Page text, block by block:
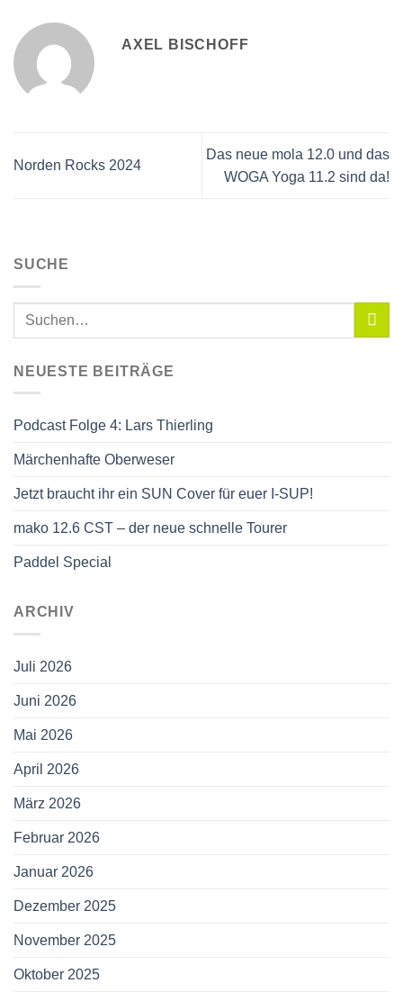
AXEL BISCHOFF
Norden Rocks 2024
Das neue mola 12.0 und das
WOGA Yoga 11.2 sind da!
SUCHE
NEUESTE BEITRÄGE
Podcast Folge 4: Lars Thierling
Märchenhafte Oberweser
Jetzt braucht ihr ein SUN Cover für euer I-SUP!
mako 12.6 CST – der neue schnelle Tourer
Paddel Special
ARCHIV
Juli 2026
Juni 2026
Mai 2026
April 2026
März 2026
Februar 2026
Januar 2026
Dezember 2025
November 2025
Oktober 2025